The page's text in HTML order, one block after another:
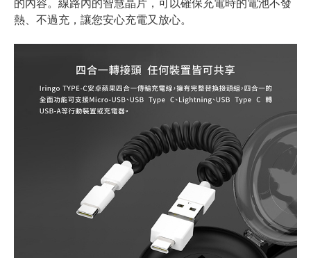
熱、不過充，讓您安心充電又放心。